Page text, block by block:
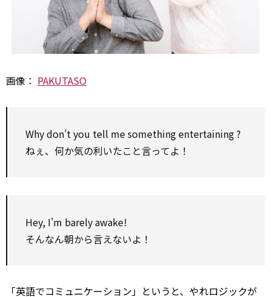
画像： PAKUTASO
Why don’t you tell me somethingentertaining?
ねぇ、何か気の利いたこと言ってよ！
Hey, I'm barely awake!
そんなん朝から言えないよ！
「英語でコミュニケーション」というと、やれロジックが